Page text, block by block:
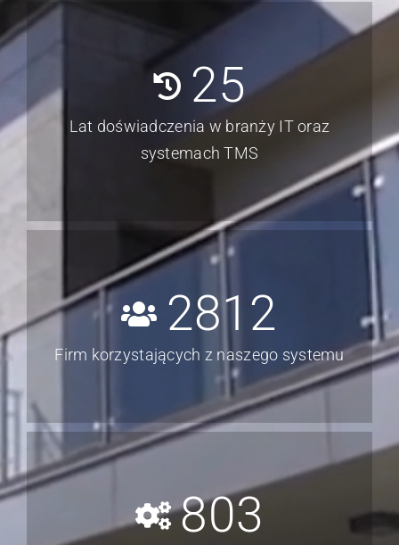
25
Lat doświadczenia w branży IT oraz
systemach TMS
2812
Firm korzystających z naszego systemu
803